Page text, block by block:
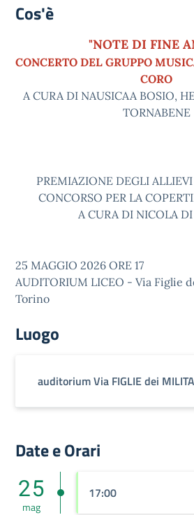
Cos'è
"NOTE DI FINE
CONCERTO DEL GRUPPO
CORO
A CURA DI NAUSICAA BOSIO,
TORNABENE
PREMIAZIONE DEGLI
CONCORSO PER LA
A CURA DI NICOLA
25 MAGGIO 2026 ORE 17
AUDITORIUM LICEO - Via Figlie
Torino
Luogo
auditorium Via FIGLIE dei
Date e Orari
25
mag
17:00